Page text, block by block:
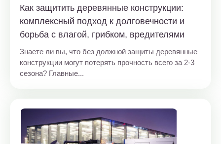
Как защитить деревянные конструкции:
комплексный подход к долговечности и
борьба с влагой, грибком, вредителями
Знаете ли вы, что без должной защиты деревянные
конструкции могут потерять прочность всего за 2-3
сезона? Главные...